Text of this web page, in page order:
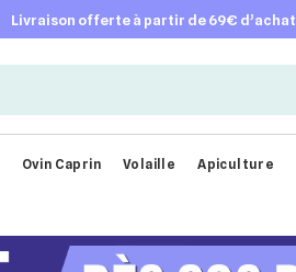
livraison offerte à partir de 69€
Ovin Caprin Volaille Apiculture